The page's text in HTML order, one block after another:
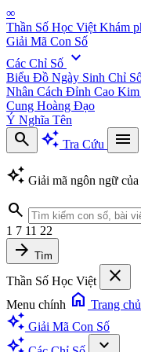
∞
Thần Số Học Việt Khám
Giải Mã Con Số
Các Chỉ Số expand_more
Biểu Đồ Ngày Sinh Chỉ
Nhân Cách Đỉnh Cao
Cung Hoàng Đạo
Ý Nghĩa Tên
search auto_awesome Tra Cứu
menu
auto_awesome Giải mã ngôn ngữ
search
1 7 11 22
arrow_forward Tìm
Thần Số Học Việt close
Menu chính home Trang chủ
auto_awesome Giải Mã Con Số
auto_awesome
expand_more